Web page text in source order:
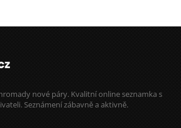
tým, ve
nejsi jen pro
„z nudy“,
možná
Protože
zanech mi
аdrеsu,
v
nové páry. Kvalitní online seznamka s
Seznámení zábavně a aktivně.